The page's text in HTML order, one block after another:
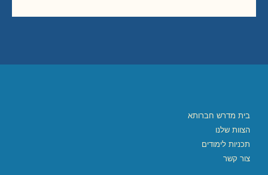
בית מדרש חברותא
הצוות שלנו
תכניות לימודים
צור קשר